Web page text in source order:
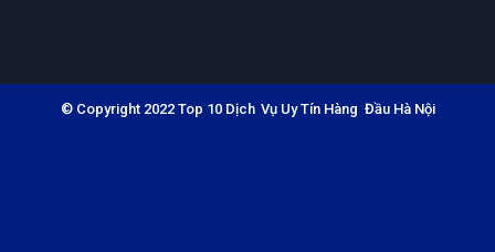
© Copyright 2022 Top 10 Dịch Vụ Uy Tín Hàng Đầu Hà Nội